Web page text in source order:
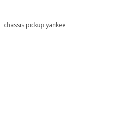
chassis pickup yankee